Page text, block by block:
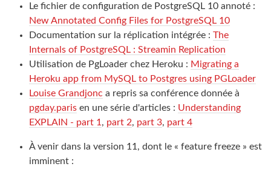
Le fichier de configuration de PostgreSQL 10 annoté :
New Annotated Config Files for PostgreSQL 10
Documentation sur la réplication intégrée : The
Internals of PostgreSQL : Streamin Replication
Utilisation de PgLoader chez Heroku : Migrating a
Heroku app from MySQL to Postgres using PGLoader
Louise Grandjonc a repris sa conférence donnée à
pgday.paris en une série d'articles : Understanding
EXPLAIN - part 1 , part 2, part 3, part 4
À venir dans la version 11, dont le « feature freeze » est
imminent :